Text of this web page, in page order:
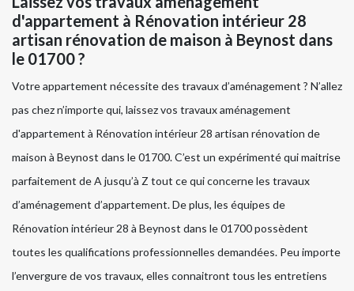
d'appartement à Rénovation intérieur 28
artisan rénovation de maison à Beynost dans
le 01700 ?
Votre appartement nécessite des travaux d’aménagement ? N’allez
pas chez n’importe qui, laissez vos travaux aménagement
d'appartement à Rénovation intérieur 28 artisan rénovation de
maison à Beynost dans le 01700. C’est un expérimenté qui maitrise
parfaitement de A jusqu’à Z tout ce qui concerne les travaux
d’aménagement d’appartement. De plus, les équipes de
Rénovation intérieur 28 à Beynost dans le 01700 possèdent
toutes les qualifications professionnelles demandées. Peu importe
l’envergure de vos travaux, elles connaitront tous les entretiens